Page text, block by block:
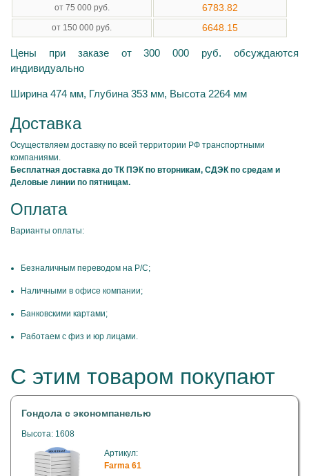
от 75 000 руб. 6783.82
от 150 000 руб. 6648.15
Цены при заказе от 300 000 руб. обсуждаются
индивидуально
Ширина 474 мм, Глубина 353 мм, Высота 2264 мм
Доставка
Осуществляем доставку по всей территории РФ транспортными
компаниями.
Бесплатная доставка до ТК ПЭК по вторникам, СДЭК по средам и
Деловые линии по пятницам.
Оплата
Варианты оплаты:
Безналичным переводом на Р/С;
Наличными в офисе компании;
Банковскими картами;
Работаем с физ и юр лицами.
С этим товаром покупают
Гондола с экономпанелью
Высота: 1608
Артикул:
Farma 61